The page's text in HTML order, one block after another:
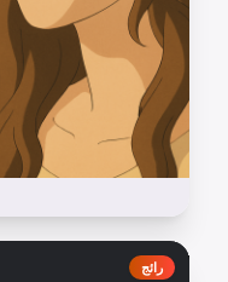
رائج